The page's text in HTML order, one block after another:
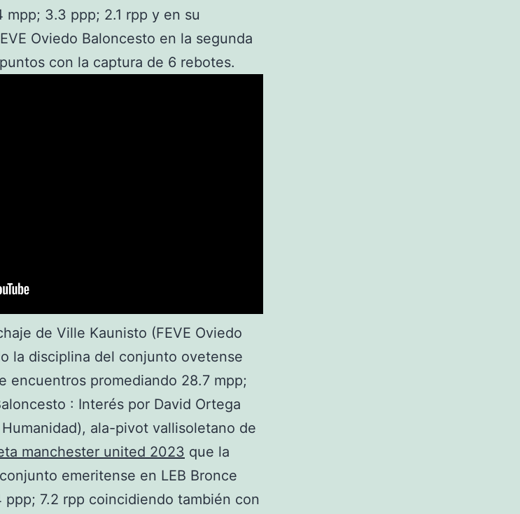
mpp; 3.3 ppp; 2.1 rpp y en su
Oviedo Baloncesto en la segunda
con la captura de 6 rebotes.
de Ville Kaunisto (FEVE Oviedo
la disciplina del conjunto ovetense
encuentros promediando 28.7 mpp;
: Interés por David Ortega
ala-pivot vallisoletano de
manchester united 2023 que la
emeritense en LEB Bronce
7.2 rpp coincidiendo también con